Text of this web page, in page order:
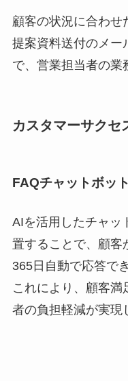
顧客の状況に合わせ
提案資料送付のメー
で、営業担当者の業
カスタマーサクセ
FAQチャットボッ
AIを活用したチャッ
置することで、顧客
365日自動で応答で
これにより、顧客満
者の負担軽減が実現